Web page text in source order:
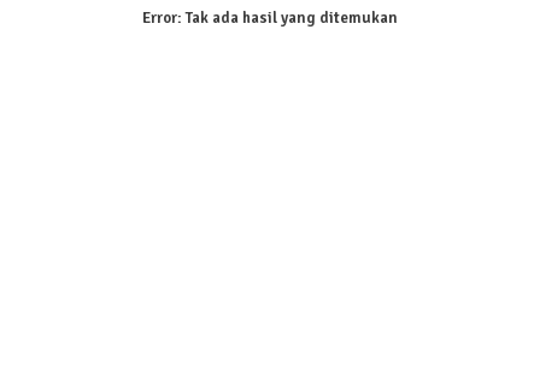
Error:Tak ada hasil yang ditemukan